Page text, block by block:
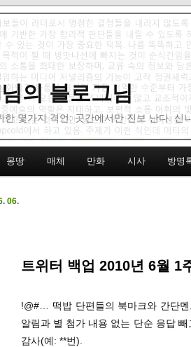
의 블로그님
몇가지 격언: 곳간에서만 진보 난다. 신
몽땅 매체 만화 시사 방명
트위터 백업 2010년 6월 1
06.
!@#… 떡밥 단편들의 북마크와 간단
알림과 별 첨가 내용 없는 단순 응답
감사(예: **번).